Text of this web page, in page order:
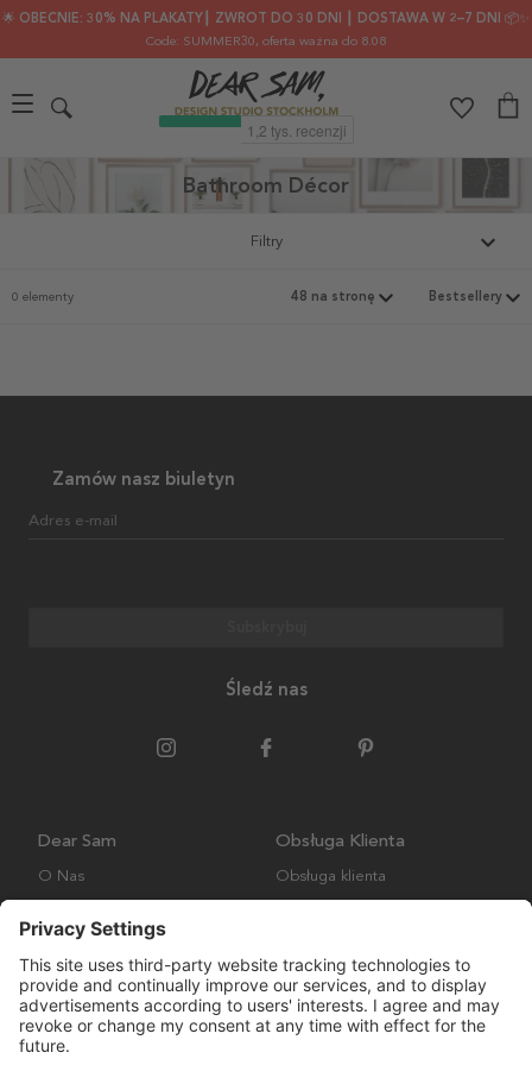
🌟 OBECNIE: 30% NA PLAKATY┃ ZWROT DO 30 DNI ┃ DOSTAWA W 2–7 DNI 📦✨
Code: SUMMER30, oferta ważna do 8.08
Bathroom Décor
Filtry
0 elementy
Zamów nasz biuletyn
Adres e-mail
Śledź nas
Dear Sam
O Nas
Obsługa Klienta
Obsługa klienta
Wysyłka i Dostawa